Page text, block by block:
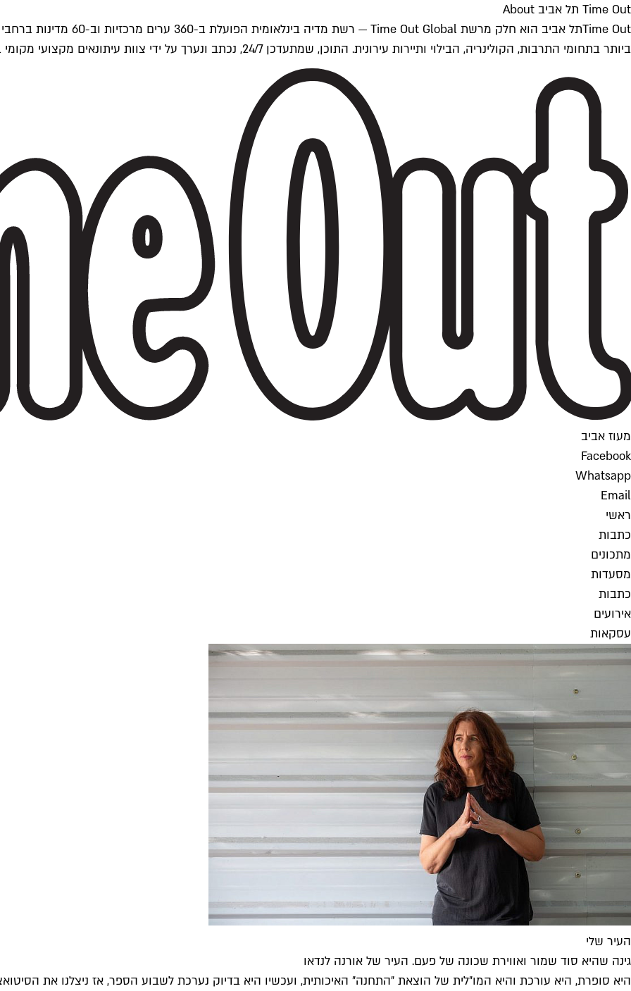
Time Out תל אביב About
ביותר בתחומי התרבות, הקולינריה, הבילוי ותיירות עירונית. התוכן, שמתעדכן 24/7, נכתב ונערך על ידי צוות עיתונאים מקצועי מקומי בישראל, בהתאם לסטנדרטים של Time Out העולמית.
מעוז אביב
Facebook
Whatsapp
Email
ראשי
כתבות
מתכונים
מסעדות
כתבות
אירועים
עסקאות
העיר שלי
גינה שהיא סוד שמור ואווירת שכונה של פעם. העיר של אורנה לנדאו
היא סופרת, היא עורכת והיא המו״לית של הוצאת ״התחנה״ האיכותית, ועכשיו היא בדיוק נערכת לשבוע הספר, אז ניצלנו את